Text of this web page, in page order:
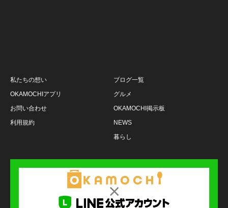
私たちの想い
OKAMOCHIアプリ
お問い合わせ
利用規約
ブログ一覧
グルメ
OKAMOCHI掲示板
NEWS
暮らし